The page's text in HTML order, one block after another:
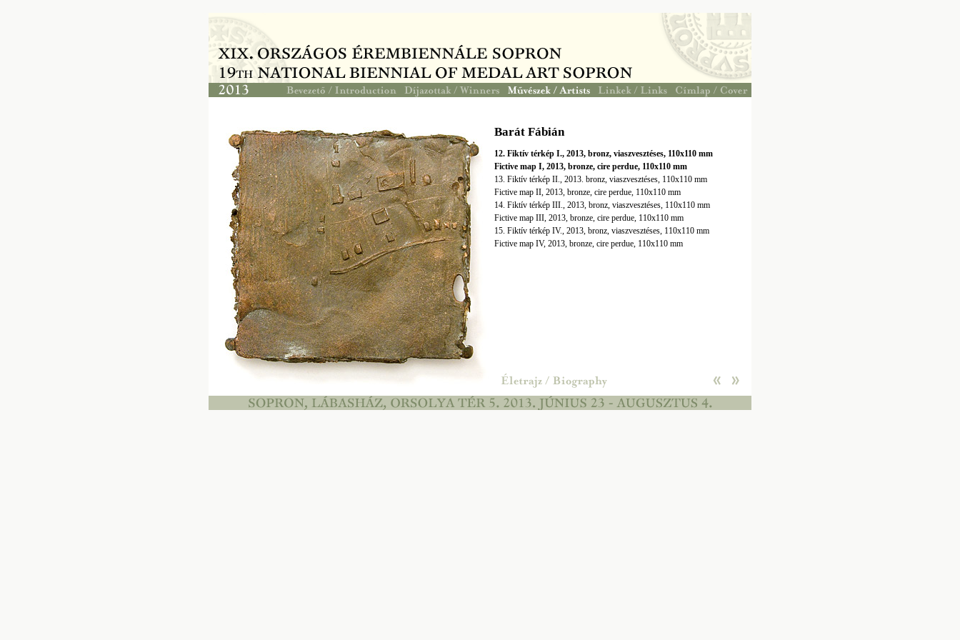
Barát Fábián
12. Fiktív térkép I., 2013, bronz, viaszvesztéses, 110x110 mm
Fictive map I, 2013, bronze, cire perdue, 110x110 mm
13. Fiktív térkép II., 2013. bronz, viaszvesztéses, 110x110 mm
Fictive map II, 2013, bronze, cire perdue, 110x110 mm
14. Fiktív térkép III., 2013, bronz, viaszvesztéses, 110x110 mm
Fictive map III, 2013, bronze, cire perdue, 110x110 mm
15. Fiktív térkép IV., 2013, bronz, viaszvesztéses, 110x110 mm
Fictive map IV, 2013, bronze, cire perdue, 110x110 mm